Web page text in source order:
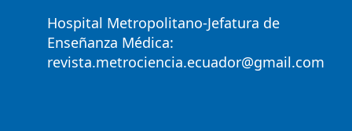
Hospital Metropolitano-Jefatura de
Enseñanza Médica:
revista.metrociencia.ecuador@gmail.com